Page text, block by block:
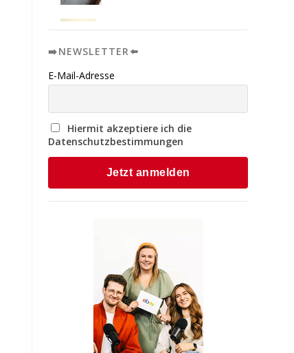
➡️NEWSLETTER⬅️
E-Mail-Adresse
Hiermit akzeptiere ich die
Datenschutzbestimmungen